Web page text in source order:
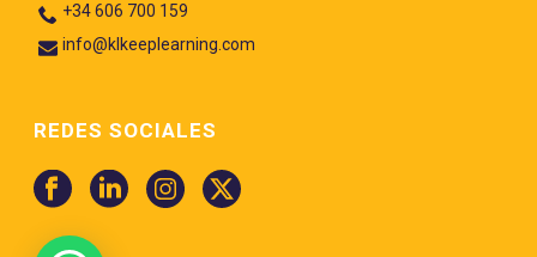
+34 606 700 159
info@klkeeplearning.com
REDES SOCIALES